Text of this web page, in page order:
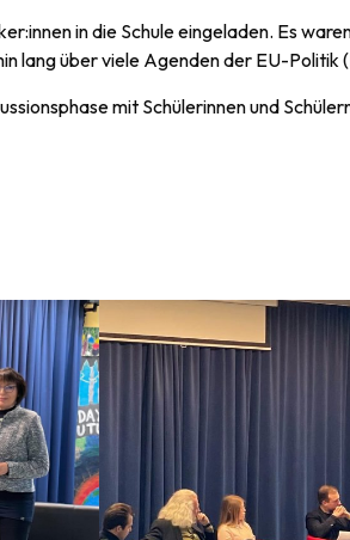
in die Schule eingeladen. Es
lang über viele Agenden der EU-
mit Schülerinnen und